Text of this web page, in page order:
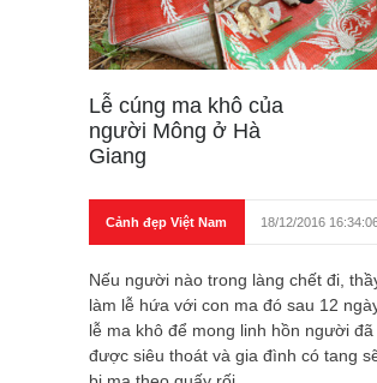
Lễ cúng ma khô của
người Mông ở Hà
Giang
Cảnh đẹp Việt Nam 18/12/2016
Nếu người nào trong làng chết đi,
làm lễ hứa với con ma đó sau 12
lễ ma khô để mong linh hồn người
được siêu thoát và gia đình có tang